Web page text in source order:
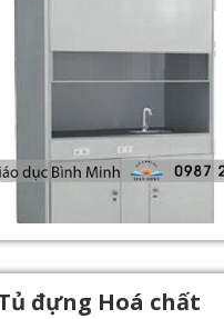
đựng Hoá chất